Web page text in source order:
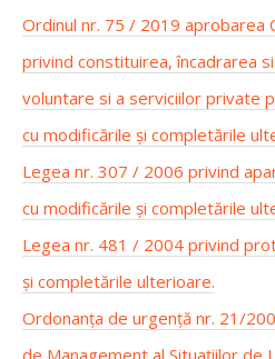
Ordinul nr. 75 / 2019 aprobarea
privind constituirea, încadrarea
voluntare si a serviciilor private
cu modificările și completările
Legea nr. 307 / 2006 privind
cu modificările și completările
Legea nr. 481 / 2004 privind
și completările ulterioare.
Ordonanța de urgență nr. 21/
de Management al Situațiilor de